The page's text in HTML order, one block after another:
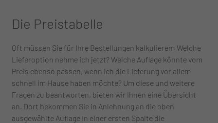
Die Preistabelle
Oft müssen Sie für Ihre Bestellungen kalkulieren: Welche
Lieferoption nehme ich jetzt? Welche Auflage könnte vom
Preis ebenso passen, wenn ich die Lieferung vor allem
schnell im Hause haben möchte? Um diese und weitere
Fragen zu beantworten, bieten wir Ihnen eine Übersicht
an. Dort bekommen Sie in Anlehnung an die oben
ausgewählte Auflage in einer ersten Spalte die